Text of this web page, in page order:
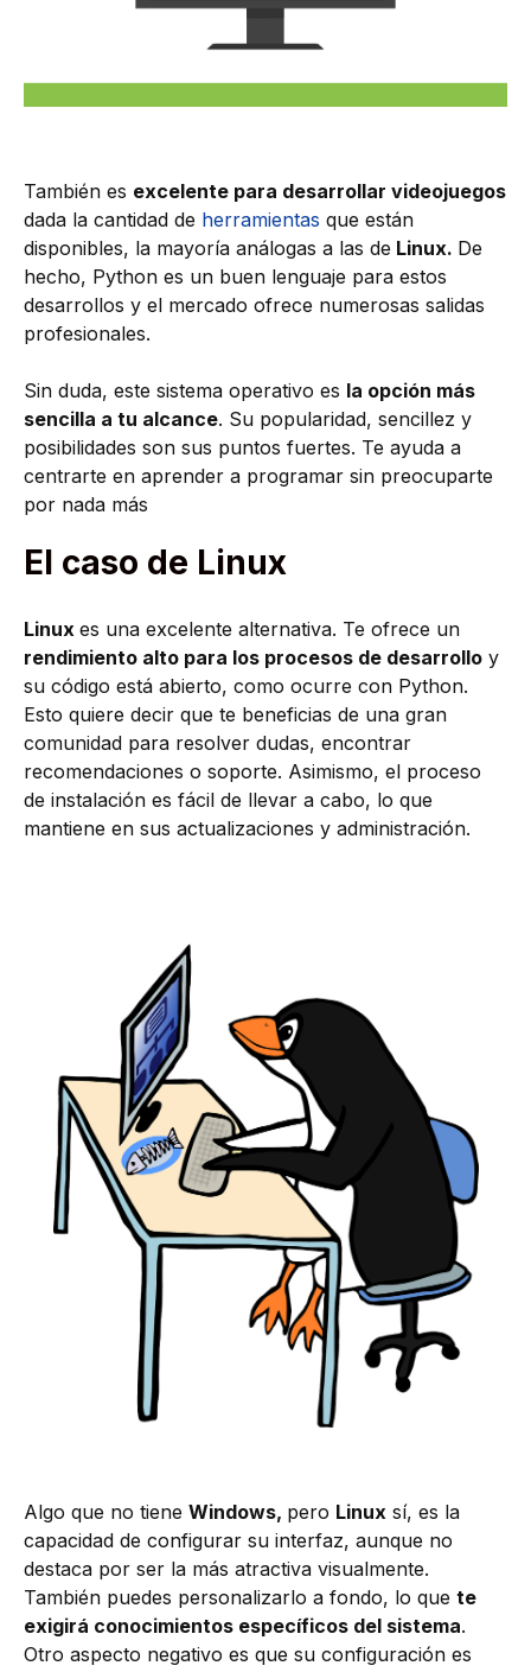
También es excelente para desarrollar videojuegos
dada la cantidad de herramientas que están
disponibles, la mayoría análogas a las de Linux. De
hecho, Python es un buen lenguaje para estos
desarrollos y el mercado ofrece numerosas salidas
profesionales.
Sin duda, este sistema operativo es la opción más
sencilla a tu alcance. Su popularidad, sencillez y
posibilidades son sus puntos fuertes. Te ayuda a
centrarte en aprender a programar sin preocuparte
por nada más
El caso de Linux
Linux es una excelente alternativa. Te ofrece un
rendimiento alto para los procesos de desarrollo y
su código está abierto, como ocurre con Python.
Esto quiere decir que te beneficias de una gran
comunidad para resolver dudas, encontrar
recomendaciones o soporte. Asimismo, el proceso
de instalación es fácil de llevar a cabo, lo que
mantiene en sus actualizaciones y administración.
Algo que no tiene Windows, pero Linux sí, es la
capacidad de configurar su interfaz, aunque no
destaca por ser la más atractiva visualmente.
También puedes personalizarlo a fondo, lo que te
exigirá conocimientos específicos del sistema.
Otro aspecto negativo es que su configuración es